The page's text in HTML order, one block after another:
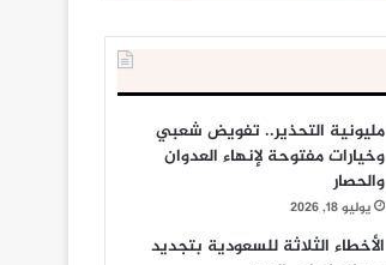
مليونية التحذير.. تفويض شعبي
وخيارات مفتوحة لإنهاء العدوان
والحصار
يوليو 18, 2026
الأخطاء الثلاثة للسعودية بتجديد